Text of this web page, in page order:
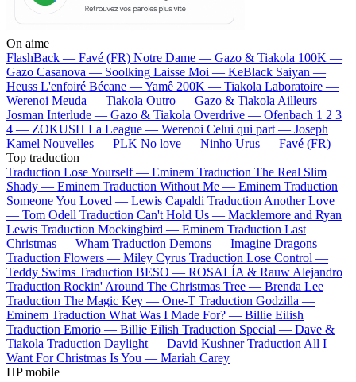
On aime
FlashBack — Favé (FR) Notre Dame — Gazo & Tiakola 100K —
Gazo Casanova — Soolking Laisse Moi — KeBlack Saiyan —
Heuss L'enfoiré Bécane —Yamê 200K — Tiakola Laboratoire —
Werenoi Meuda — Tiakola Outro — Gazo & Tiakola Ailleurs —
Josman Interlude — Gazo & Tiakola Overdrive — Ofenbach 1 2 3
4 — ZOKUSH La League — Werenoi Celui qui part — Joseph
Kamel Nouvelles — PLK No love — Ninho Urus — Favé (FR)
Top traduction
Traduction Lose Yourself — Eminem Traduction The Real Slim
Shady — Eminem Traduction Without Me — Eminem Traduction
Someone You Loved — Lewis Capaldi Traduction Another Love
— Tom Odell Traduction Can't Hold Us — Macklemore and Ryan
Lewis Traduction Mockingbird — Eminem Traduction Last
Christmas — Wham Traduction Demons — Imagine Dragons
Traduction Flowers — Miley Cyrus Traduction Lose Control —
Teddy Swims Traduction BESO — ROSALÍA & Rauw Alejandro
Traduction Rockin' Around The Christmas Tree — Brenda Lee
Traduction The Magic Key — One-T Traduction Godzilla —
Eminem Traduction What Was I Made For? — Billie Eilish
Traduction Emorio — Billie Eilish Traduction Special — Dave &
Tiakola Traduction Daylight — David Kushner Traduction All I
Want For Christmas Is You — Mariah Carey
HP mobile